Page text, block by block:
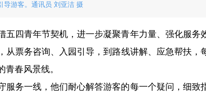
导游客。通讯员 刘亚洁 摄
四青年节契机，进一步凝聚青年力量、强化服务
票务咨询、入园引导，到路线讲解、应急帮扶，
春风景线。
服务一线，他们耐心解答游客的每一个疑问，细致